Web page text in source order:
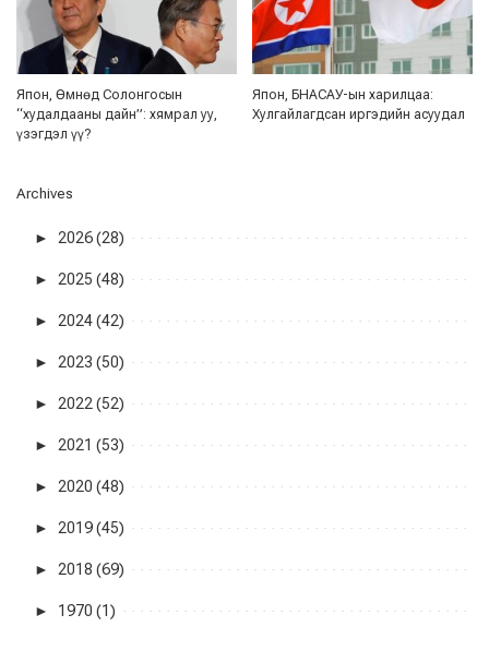
Япон, Өмнөд Солонгосын
“худалдааны дайн”: хямрал уу,
үзэгдэл үү?
Япон, БНАСАУ-ын харилцаа:
Хулгайлагдсан иргэдийн асуудал
Archives
► 2026 (28)
► 2025 (48)
► 2024 (42)
► 2023 (50)
► 2022 (52)
► 2021 (53)
► 2020 (48)
► 2019 (45)
► 2018 (69)
► 1970 (1)